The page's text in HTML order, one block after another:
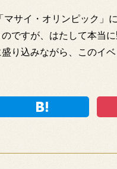
サイ・オリンピック」
ですが、はたして本当
込みながら、このイベ